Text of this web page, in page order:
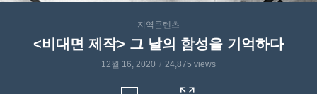
지역콘텐츠
<비대면 제작> 그 날의 함성을 기억하다
12월 16, 2020 24,875 views